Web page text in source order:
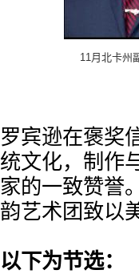
11月北卡州
罗宾逊在褒奖
统文化，制作
家的一致赞誉
韵艺术团致以
以下为节选：